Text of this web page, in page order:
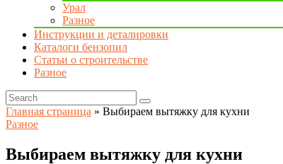
Урал
Разное
Инструкции и деталировки
Каталоги бензопил
Статьи о строительстве
Разное
Главная страница » Выбираем вытяжку для кухни
Разное
Выбираем вытяжку для кухни